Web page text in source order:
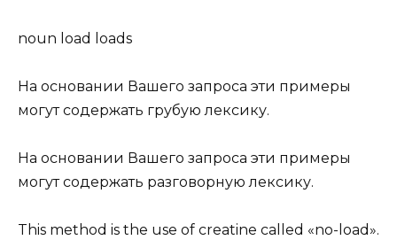
noun load loads
На основании Вашего запроса эти примеры
могут содержать грубую лексику.
На основании Вашего запроса эти примеры
могут содержать разговорную лексику.
This method is the use of creatine called «no-load».